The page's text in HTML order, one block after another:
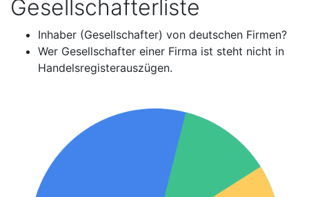
Gesellschafterliste
Inhaber (Gesellschafter) von deutschen Firmen?
Wer Gesellschafter einer Firma ist steht nicht in
Handelsregisterauszügen.